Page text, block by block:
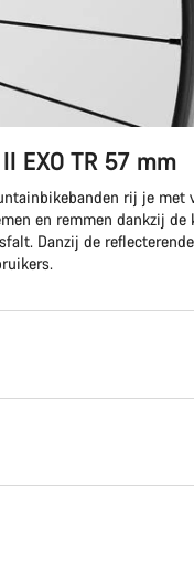
EXO TR 57 mm
rij je met
en remmen dankzij
Danzij de